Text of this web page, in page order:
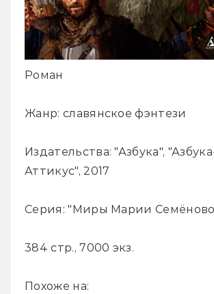
Роман
Жанр: славянское фэнтези
Издательства: "Азбука",
Аттикус", 2017
Серия: "Миры Марии
384 стр., 7000 экз.
Похоже на: